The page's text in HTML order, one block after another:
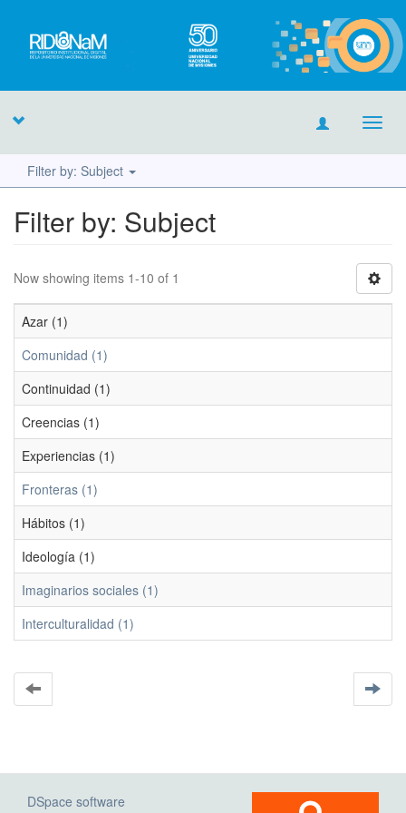
Filter by: Subject
Filter by: Subject
Now showing items 1-10 of 1
Azar (1)
Comunidad (1)
Continuidad (1)
Creencias (1)
Experiencias (1)
Fronteras (1)
Hábitos (1)
Ideología (1)
Imaginarios sociales (1)
Interculturalidad (1)
DSpace software